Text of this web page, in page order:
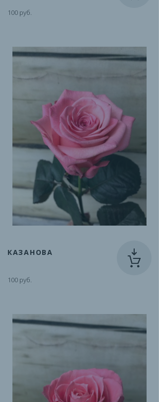
100 руб.
КАЗАНОВА
100 руб.